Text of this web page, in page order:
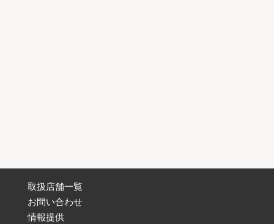
取扱店舗一覧
お問い合わせ
情報提供